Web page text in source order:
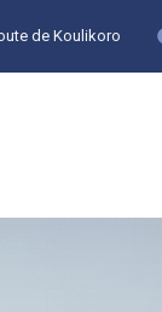
de Koulikoro